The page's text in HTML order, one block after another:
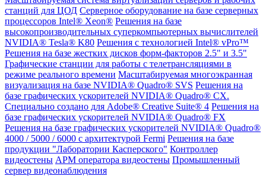
станций для ЦОД Серверное оборудование на базе серверных
процессоров Intel® Xeon® Решения на базе
высокопроизводительных суперкомпьютерных вычислителей
NVIDIA® Tesla® K80 Решения с технологией Intel® vPro™
Решения на базе жестких дисков форм-факторов 2.5" и 3.5"
Графические станции для работы с телетрансляциями в
режиме реального времени Масштабируемая многоэкранная
визуализация на базе NVIDIA® Quadro® SVS Решения на
базе графических ускорителей NVIDIA® Quadro® CX.
Специально создано для Adobe® Creative Suite® 4 Решения на
базе графических ускорителей NVIDIA® Quadro® FX
Решения на базе графических ускорителей NVIDIA® Quadro®
4000 / 5000 / 6000 с архитектурой Fermi Решения на базе
продукции "Лаборатории Касперского" Контроллер
видеостены АРМ оператора видеостены Промышленный
сервер видеонаблюдения